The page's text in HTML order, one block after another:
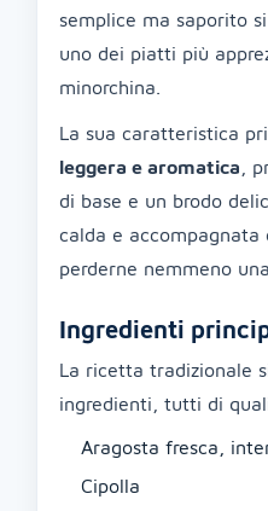
semplice ma saporito
uno dei piatti più
minorchina.
La sua caratteristica
leggera e aromatica ,
di base e un brodo
calda e accompagnata
perderne nemmeno
Ingredienti
La ricetta tradizionale
ingredienti, tutti di
Aragosta fresca,
Cipolla